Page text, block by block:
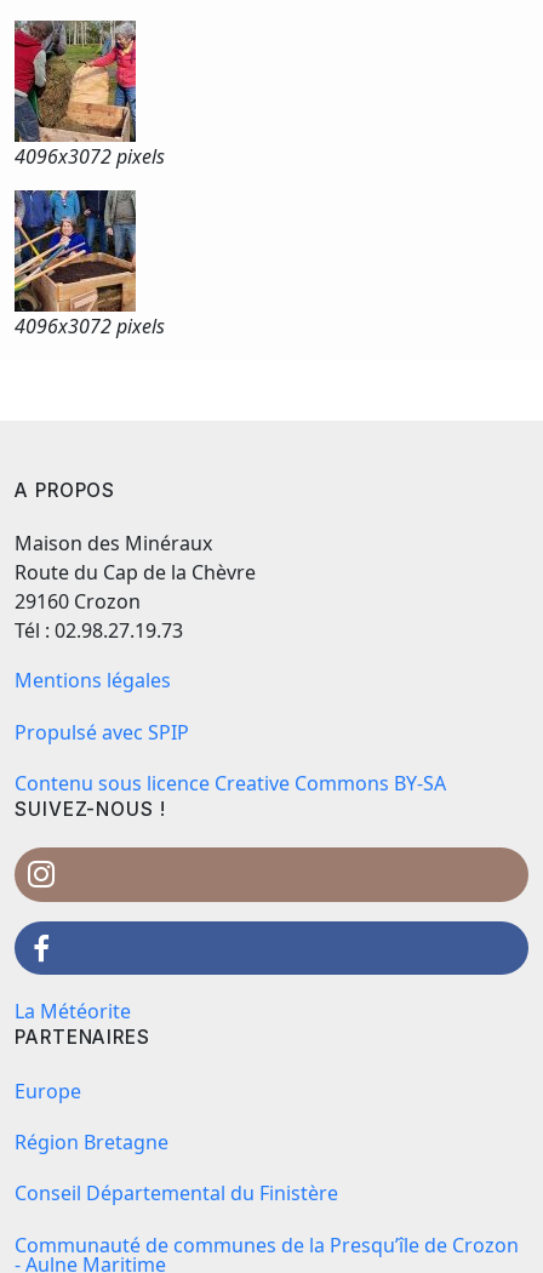
4096x3072 pixels
4096x3072 pixels
A PROPOS
Maison des Minéraux
Route du Cap de la Chèvre
29160 Crozon
Tél : 02.98.27.19.73
Mentions légales
Propulsé avec SPIP
Contenu sous licence Creative Commons BY-SA
SUIVEZ-NOUS !
La Météorite
PARTENAIRES
Europe
Région Bretagne
Conseil Départemental du Finistère
Communauté de communes de la Presqu’île de Crozon
- Aulne Maritime